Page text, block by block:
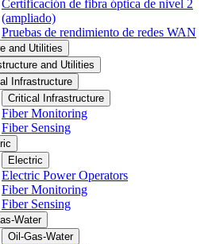
Certificación de fibra óptica de nivel 2
(ampliado)
Pruebas de rendimiento de redes WAN
and Utilities
and Utilities
Infrastructure
Critical Infrastructure
Fiber Monitoring
Fiber Sensing
Electric
Electric Power Operators
Fiber Monitoring
Fiber Sensing
Water
Oil-Gas-Water